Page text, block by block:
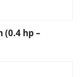
(0.4 hp –